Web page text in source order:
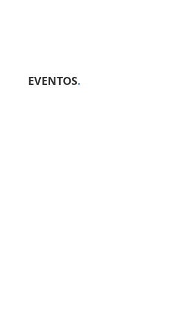
EVENTOS.